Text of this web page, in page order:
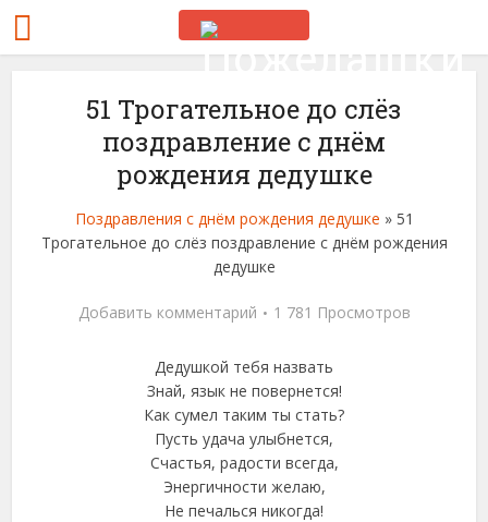
51 Трогательное до слёз
поздравление с днём
рождения дедушке
Поздравления с днём рождения дедушке » 51
Трогательное до слёз поздравление с днём рождения
дедушке
Добавить комментарий 1 781 Просмотров
Дедушкой тебя назвать
Знай, язык не повернется!
Как сумел таким ты стать?
Пусть удача улыбнется,
Счастья, радости всегда,
Энергичности желаю,
Не печалься никогда!